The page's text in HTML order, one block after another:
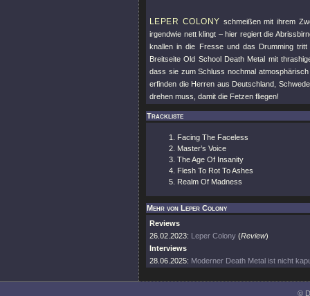
LEPER COLONY schmeißen mit ihrem
irgendwie nett klingt – hier regiert die
knallen in die Fresse und das Drumming
Breitseite Old School Death Metal mit
dass sie zum Schluss nochmal
erfinden die Herren aus Deutschland,
drehen muss, damit die Fetzen fliegen!
Trackliste
Facing The Faceless
Master’s Voice
The Age Of Insanity
Flesh To Rot To Ashes
Realm Of Madness
Mehr von Leper Colony
Reviews
26.02.2023: Leper Colony (Review)
Interviews
28.06.2025: Moderner Death Metal ist nicht
©